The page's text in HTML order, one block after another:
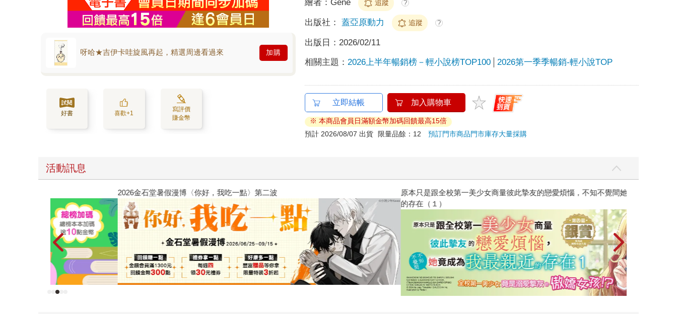
呀哈★吉伊卡哇旋風再起，精選周邊看過來 加購
好書 喜歡+1
寫評價
賺金幣
繪者： Gene 追蹤 ?
出版社： 蓋亞原動力 追蹤 ?
出版日： 2026/02/11
相關主題： 2026上半年暢銷榜－輕小說榜TOP100 2026第一季季暢銷-輕小說TOP
立即結帳 加入購物車
※ 本商品會員日滿額金幣加碼回饋最高15倍
預計 2026/08/07 出貨
限量品餘：12預訂門市商品門市庫存大量採購
活動訊息
2026金石堂暑假漫博〈你好，我吃一點〉第二波
原本只是跟全校第一美少女商量彼此摯友的戀愛煩惱，不知不覺間她竟成為我最親近
的存在（１）
台灣角川2026